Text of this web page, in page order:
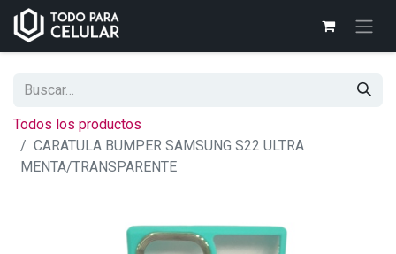
Todos los productos
CARATULA BUMPER SAMSUNG S22 ULTRA
MENTA/TRANSPARENTE